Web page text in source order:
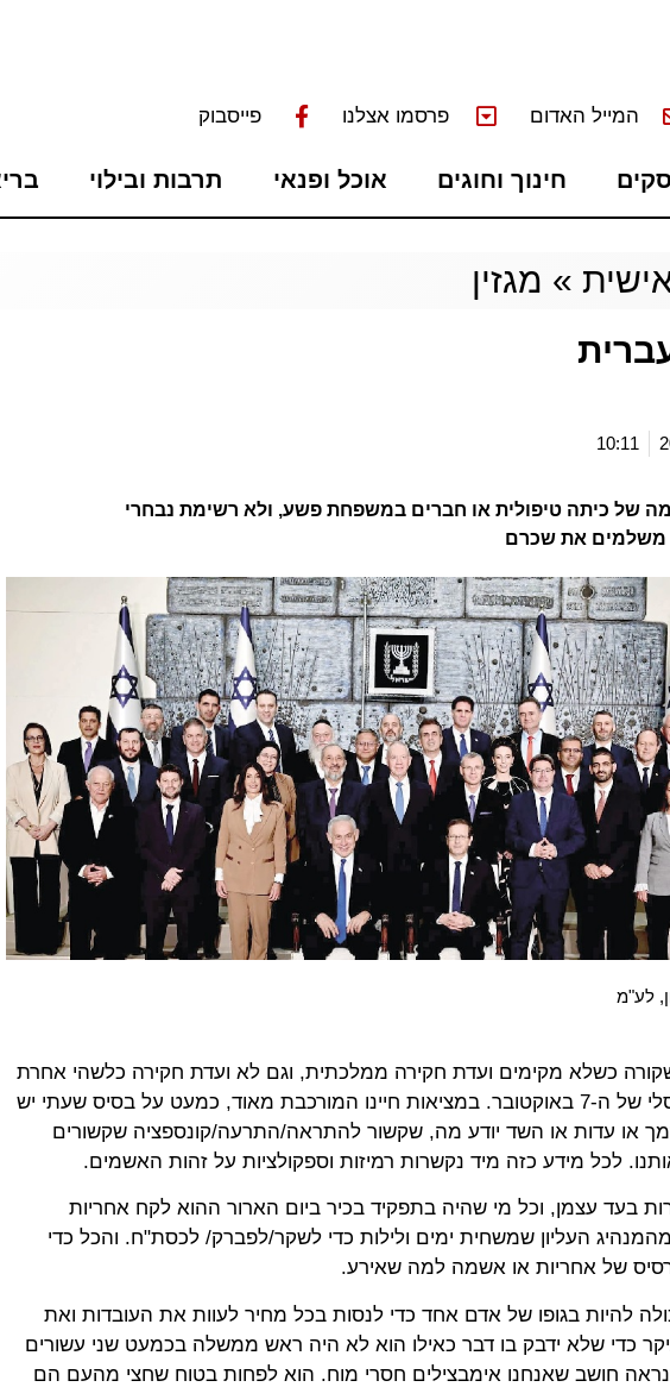
המייל האדום פרסמו אצלנו פייסבוק
חינוך וחוגים אוכל ופנאי תרבות ובילוי
» מגזין
10:11
של כיתה טיפולית או חברים במשפחת פשע, ולא רשימת נבחרי
משלמים את שכרם
לע"מ
כשלא מקימים ועדת חקירה ממלכתית, וגם לא ועדת חקירה כלשהי אחרת
למחדל הקולוסלי של ה-7 באוקטובר. במציאות חיינו המורכבת מאוד, כמעט על בסיס שעתי יש
או עדות או השד יודע מה, שקשור להתראה/התרעה/קונספציה שקשורים
לכל מידע כזה מיד נקשרות רמיזות וספקולציות על זהות האשמים.
בעד עצמן, וכל מי שהיה בתפקיד בכיר ביום הארור ההוא לקח אחריות
העליון שמשחית ימים ולילות כדי לשקר/לפברק/ לכסת"ח. והכל כדי
של אחריות או אשמה למה שאירע.
להיות בגופו של אדם אחד כדי לנסות בכל מחיר לעוות את העובדות ואת
כדי שלא ידבק בו דבר כאילו הוא לא היה ראש ממשלה בכמעט שני עשורים
חושב שאנחנו אימבצילים חסרי מוח. הוא לפחות בטוח שחצי מהעם הם